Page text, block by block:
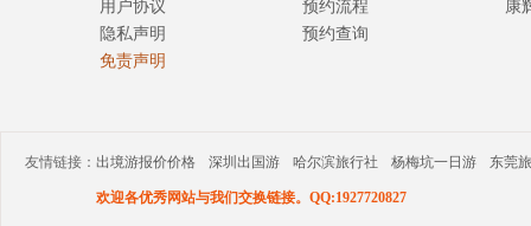
用户协议
隐私声明
免责声明
预约流程
预约查询
康
友情链接： 出境游报价价格 深圳出国游 哈尔滨旅行社 杨梅坑一日游 东莞
欢迎各优秀网站与我们交换链接。QQ:1927720827